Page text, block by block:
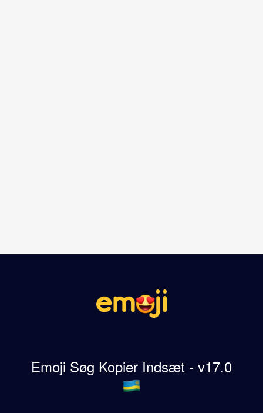
Emoji Søg Kopier Indsæt - v17.0